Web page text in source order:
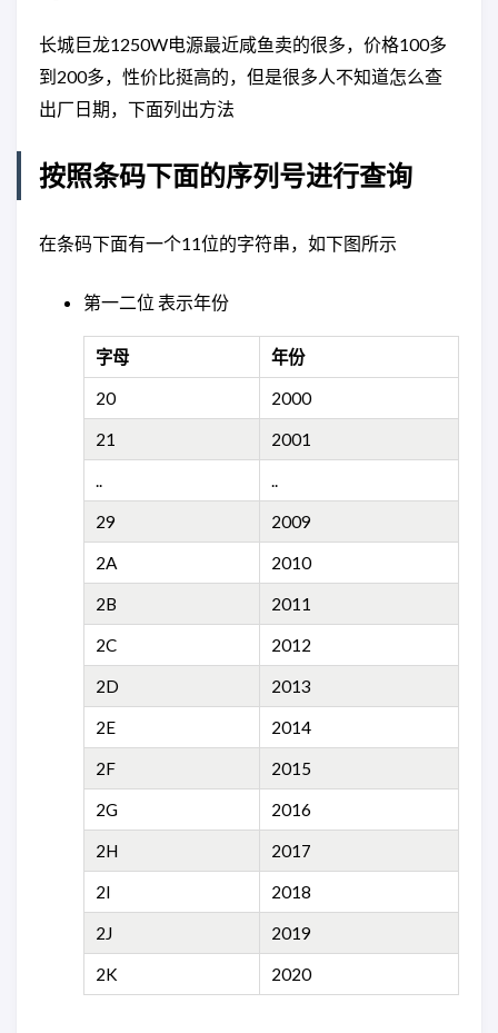
长城巨龙1250W电源最近咸鱼卖的很多，价格100多
到200多，性价比挺高的，但是很多人不知道怎么查
出厂日期，下面列出方法
按照条码下面的序列号进行查询
在条码下面有一个11位的字符串，如下图所示
第一二位 表示年份
字母 年份
20 2000
21 2001
.. ..
29 2009
2A 2010
2B 2011
2C 2012
2D 2013
2E 2014
2F 2015
2G 2016
2H 2017
2I 2018
2J 2019
2K 2020